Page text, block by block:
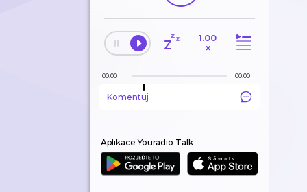
1.00
×
00:00 00:00
Komentuj
Aplikace Youradio Talk